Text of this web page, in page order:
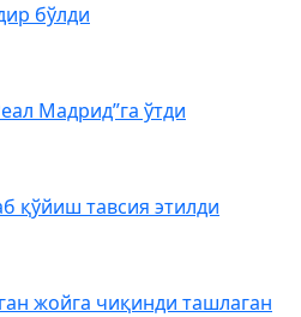
бўлди
Мадрид”га ўтди
қўйиш тавсия этилди
жойга чиқинди ташлаган